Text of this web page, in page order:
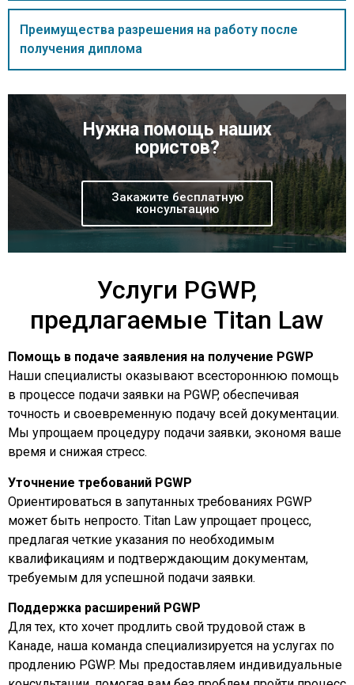
Преимущества разрешения на работу после
получения диплома
Нужна помощь наших
юристов?
Закажите бесплатную
консультацию
Услуги PGWP,
предлагаемые Titan Law
Помощь в подаче заявления на получение PGWP
Наши специалисты оказывают всестороннюю помощь
в процессе подачи заявки на PGWP, обеспечивая
точность и своевременную подачу всей документации.
Мы упрощаем процедуру подачи заявки, экономя ваше
время и снижая стресс.
Уточнение требований PGWP
Ориентироваться в запутанных требованиях PGWP
может быть непросто. Titan Law упрощает процесс,
предлагая четкие указания по необходимым
квалификациям и подтверждающим документам,
требуемым для успешной подачи заявки.
Поддержка расширений PGWP
Для тех, кто хочет продлить свой трудовой стаж в
Канаде, наша команда специализируется на услугах по
продлению PGWP. Мы предоставляем индивидуальные